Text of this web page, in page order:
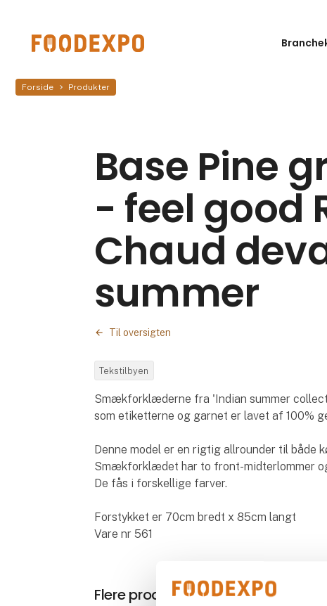
Forside Produkter
Base Pine
- feel good
Chaud
summer
Til oversigten
Tekstilbyen
Smækforklæderne fra 'Indian summer
som etiketterne og garnet er lavet af 100%
Denne model er en rigtig allrounder til både
Smækforklædet har to front-midterlommer
De fås i forskellige farver.
Forstykket er 70cm bredt x 85cm langt
Vare nr 561
Flere produkter fra Imagewear.dk